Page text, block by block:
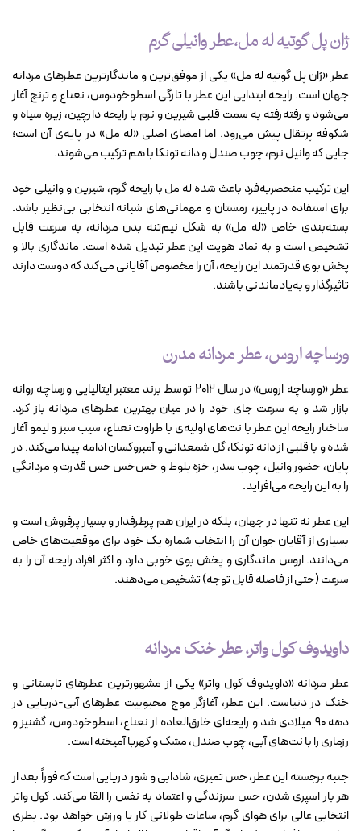
ژان پل گوتیه له مل،عطر وانیلی گرم
عطر «ژان پل گوتیه له مل» یکی از موفق‌ترین و ماندگارترین عطرهای مردانه
جهان است. رایحه ابتدایی این عطر با تازگی اسطوخودوس، نعناع و ترنج آغاز
می‌شود و رفته‌رفته به سمت قلبی شیرین و نرم با رایحه دارچین، زیره سیاه و
شکوفه پرتقال پیش می‌رود. اما امضای اصلی «له مل» در پایه‌ی آن است؛
جایی که وانیل نرم، چوب صندل و دانه تونکا با هم ترکیب می‌شوند.
این ترکیب منحصربه‌فرد باعث شده له مل با رایحه گرم، شیرین و وانیلی خود
برای استفاده در پاییز، زمستان و مهمانی‌های شبانه انتخابی بی‌نظیر باشد.
بسته‌بندی خاص «له مل» به شکل نیم‌تنه بدن مردانه، به سرعت قابل
تشخیص است و به نماد هویت این عطر تبدیل شده است. ماندگاری بالا و
پخش بوی قدرتمند این رایحه، آن را مخصوص آقایانی می‌کند که دوست دارند
تاثیرگذار و به‌یادماندنی باشند.
ورساچه اروس، عطر مردانه مدرن
عطر «ورساچه اروس» در سال ۲۰۱۲ توسط برند معتبر ایتالیایی ورساچه روانه
بازار شد و به سرعت جای خود را در میان بهترین عطرهای مردانه باز کرد.
ساختار رایحه این عطر با نت‌های اولیه‌ی با طراوت نعناع، سیب سبز و لیمو آغاز
شده و با قلبی از دانه تونکا، گل شمعدانی و آمبروکسان ادامه پیدا می‌کند. در
پایان، حضور وانیل، چوب سدر، خزه بلوط و خس‌خس حس قدرت و مردانگی
را به این رایحه می‌افزاید.
این عطر نه تنها در جهان، بلکه در ایران هم پرطرفدار و بسیار پرفروش است و
بسیاری از آقایان جوان آن را انتخاب شماره یک خود برای موقعیت‌های خاص
می‌دانند. اروس ماندگاری و پخش بوی خوبی دارد و اکثر افراد رایحه آن را به
سرعت (حتی از فاصله قابل توجه) تشخیص می‌دهند.
داویدوف کول واتر، عطر خنک مردانه
عطر مردانه «داویدوف کول واتر» یکی از مشهورترین عطرهای تابستانی و
خنک در دنیاست. این عطر، آغازگر موج محبوبیت عطرهای آبی-دریایی در
دهه ۹۰ میلادی شد و رایحه‌ای خارق‌العاده از نعناع، اسطوخودوس، گشنیز و
رزماری را با نت‌های آبی‌، چوب صندل، مشک و کهربا آمیخته است.
جنبه برجسته‌ این عطر، حس تمیزی، شادابی و شور دریایی است که فوراً بعد از
هر بار اسپری شدن، حس سرزندگی و اعتماد به نفس را القا می‌کند. کول واتر
انتخابی عالی برای هوای گرم، ساعات طولانی کار یا ورزش خواهد بود. بطری